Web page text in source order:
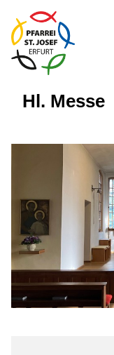
Hl. Messe